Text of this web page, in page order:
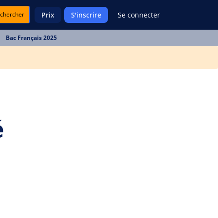
Prix S'inscrire Se connecter
Bac Français 2025